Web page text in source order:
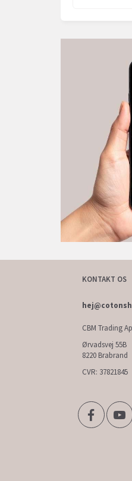
KONTAKT OS
CBM Trading
Ørvadsvej 55B
8220 Brabrand
CVR: 37821845